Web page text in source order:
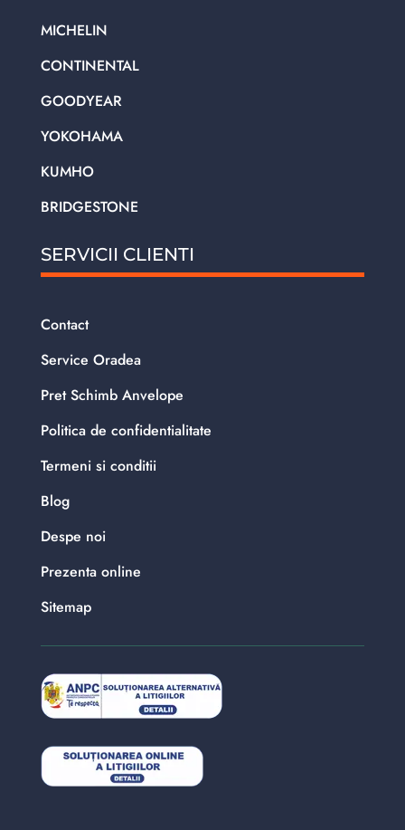
MICHELIN
CONTINENTAL
GOODYEAR
YOKOHAMA
KUMHO
BRIDGESTONE
SERVICII CLIENTI
Contact
Service Oradea
Pret Schimb Anvelope
Politica de confidentialitate
Termeni si conditii
Blog
Despe noi
Prezenta online
Sitemap